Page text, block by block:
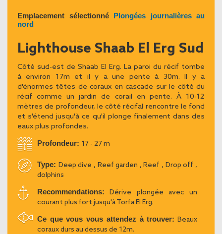
Emplacement sélectionné Plongées journalières au
nord
Lighthouse Shaab El Erg Sud
Côté sud-est de Shaab El Erg. La paroi du récif tombe
à environ 17m et il y a une pente à 30m. Il y a
d'énormes têtes de coraux en cascade sur le côté du
récif comme un jardin de corail en pente. À 10-12
mètres de profondeur, le côté récifal rencontre le fond
et s'étend jusqu'à ce qu'il plonge finalement dans des
eaux plus profondes.
Profondeur: 17 - 27 m
Type: Deep dive , Reef garden , Reef , Drop off ,
dolphins
Recommendations: Dérive plongée avec un
courant plus fort jusqu'à Torfa El Erg.
Ce que vous vous attendez à trouver: Beaux
coraux durs au dessus de 12m.